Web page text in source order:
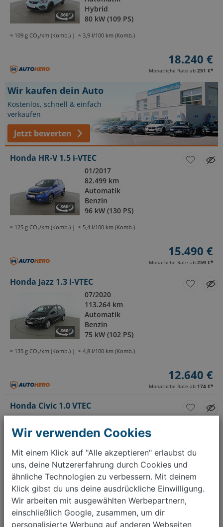
Hybrid
80 kW (109 PS)
≈ 109 g CO₂/km (Komb.) ≈ 3,9 l/100 km (Komb.)
18.240 €
Monatliche Rate ab 251 €*
Wir kaufen dein Auto
Kostenlos, schnell & einfach
verkaufen
Jetzt bewerten
Honda HR-V 1.5 i-VTEC
01/2017
82.499 km
Automatik
Benzin
96 kW (130 PS)
≈ 125 g CO₂/km (Komb.) ≈ 5,4 l/100 km (Komb.)
15.490 €
Monatliche Rate ab 259 €*
Honda Jazz 1.3 i-VTEC
07/2020
113.264 km
Automatik
Benzin
75 kW (102 PS)
≈ 135 g CO₂/km (Komb.) ≈ 4,8 l/100 km (Komb.)
12.640 €
Monatliche Rate ab 174 €*
Honda Civic 1.0 VTEC
06/2022
60.652 km
Schaltgetriebe
Benzin
93 kW (126 PS)
≈ 137 g CO₂/km (Komb.) ≈ 4,8 l/100 km (Komb.)
17.680 €
Monatliche Rate ab
Wir verwenden Cookies
Mit einem Klick auf "Alle akzeptieren" erlaubst du
uns, deine Nutzererfahrung durch Cookies und
ähnliche Technologien zu verbessern. Mit deinem
Klick gibst du uns deine ausdrückliche Einwilligung.
Wir arbeiten mit ausgewählten Werbepartnern,
einschließlich Google, zusammen, um dir
personalisierte Werbung auf anderen Webseiten